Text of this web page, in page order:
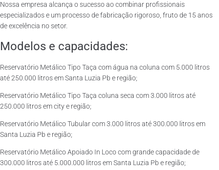
Nossa empresa alcança o sucesso ao combinar profissionais
especializados e um processo de fabricação rigoroso, fruto de 15 anos
de excelência no setor.
Modelos e capacidades:
Reservatório Metálico Tipo Taça com água na coluna com 5.000 litros
até 250.000 litros em Santa Luzia Pb e região;
Reservatório Metálico Tipo Taça coluna seca com 3.000 litros até
250.000 litros em city e região;
Reservatório Metálico Tubular com 3.000 litros até 300.000 litros em
Santa Luzia Pb e região;
Reservatório Metálico Apoiado In Loco com grande capacidade de
300.000 litros até 5.000.000 litros em Santa Luzia Pb e região;